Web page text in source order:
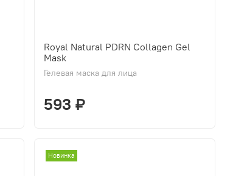
Royal Natural PDRN Collagen Gel
Mask
Гелевая маска для лица
593 ₽
Новинка